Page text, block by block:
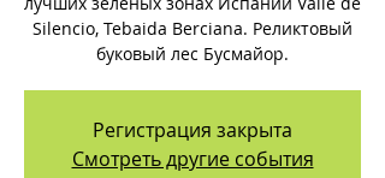
Silencio, Tebaida Berciana. Реликтовый
буковый лес Бусмайор.
Регистрация закрыта
Смотреть другие события